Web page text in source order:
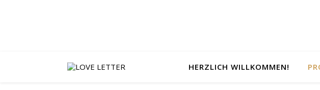
HERZLICH WILLKOMMEN!